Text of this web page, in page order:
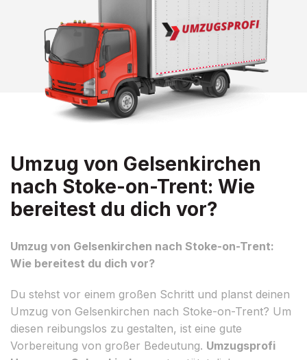
Umzug von Gelsenkirchen
nach Stoke-on-Trent: Wie
bereitest du dich vor?
Umzug von Gelsenkirchen nach Stoke-on-Trent:
Wie bereitest du dich vor?
Du stehst vor einem großen Schritt und planst deinen
Umzug von Gelsenkirchen nach Stoke-on-Trent? Um
diesen reibungslos zu gestalten, ist eine gute
Vorbereitung von großer Bedeutung. Umzugsprofi